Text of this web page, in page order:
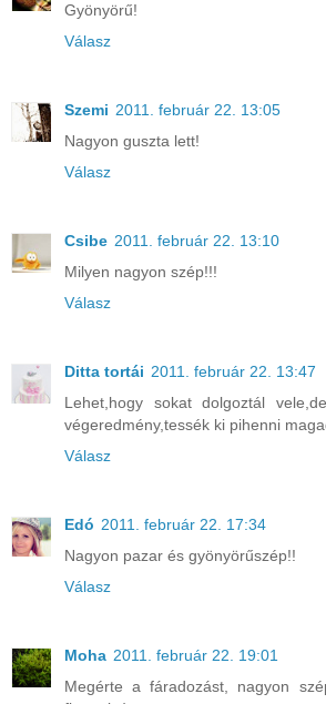
Gyönyörű!
Válasz
Szemi 2011. február 22. 13:05
Nagyon guszta lett!
Válasz
Csibe 2011. február 22. 13:10
Milyen nagyon szép!!!
Válasz
Ditta tortái 2011. február 22. 13:47
Lehet,hogy sokat dolgoztál
végeredmény,tessék ki pihenni
Válasz
Edó 2011. február 22. 17:34
Nagyon pazar és gyönyörűszép!!
Válasz
Moha 2011. február 22. 19:01
Megérte a fáradozást, nagyon